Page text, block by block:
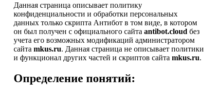
Данная страница описывает политику
конфиденциальности и обработки персональных
данных только скрипта Антибот в том виде, в котором
он был получен с официального сайта antibot.cloud без
учета его возможных модификаций администратором
сайта mkus.ru. Данная страница не описывает политики
и функционал других частей и скриптов сайта mkus.ru.
Определение понятий: